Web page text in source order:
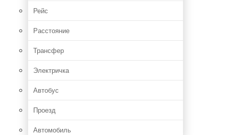
Рейс
Расстояние
Трансфер
Электричка
Автобус
Проезд
Автомобиль